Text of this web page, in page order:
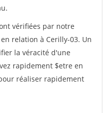
vérifiées par notre
relation à Cerilly-03. Un
la véracité d'une
rapidement $etre en
réaliser rapidement